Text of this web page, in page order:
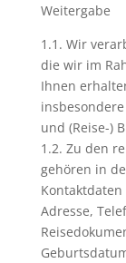
Weitergabe
1.1. Wir
die wir im
Ihnen
und (Reise-)
1.2. Zu den
gehören in
Kontaktdaten
Adresse,